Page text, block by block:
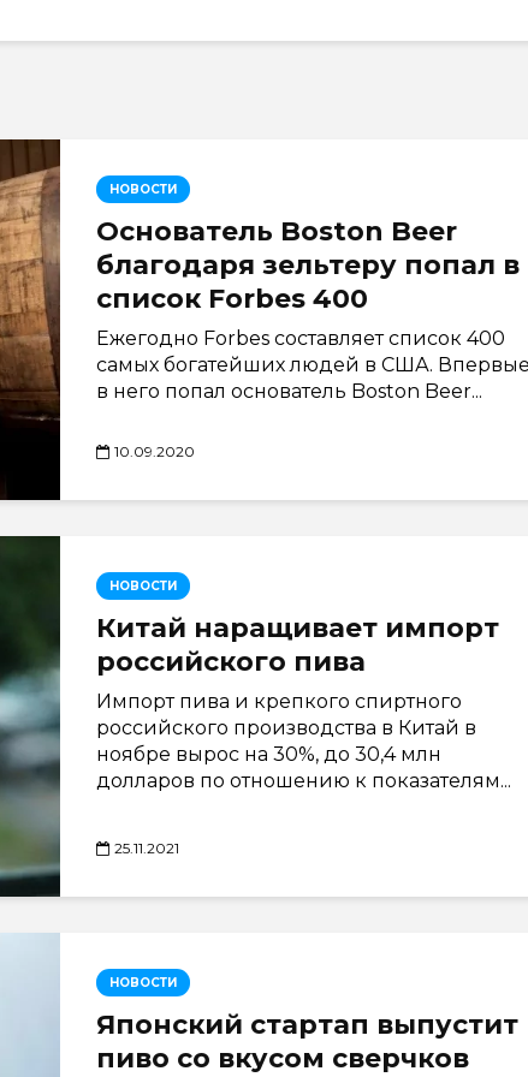
НОВОСТИ
Основатель Boston Beer
благодаря зельтеру попал в
список Forbes 400
Ежегодно Forbes составляет список 400
самых богатейших людей в США.
в него попал основатель Boston Beer...
10.09.2020
НОВОСТИ
Китай наращивает импорт
российского пива
Импорт пива и крепкого спиртного
российского производства в Китай в
ноябре вырос на 30%, до 30,4 млн
долларов по отношению к показателям...
25.11.2021
НОВОСТИ
Японский стартап выпустит
пиво со вкусом сверчков